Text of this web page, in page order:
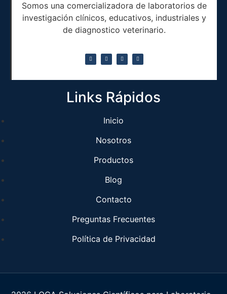
Somos una comercializadora de laboratorios de
investigación clínicos, educativos, industriales y
de diagnostico veterinario.
Links Rápidos
Inicio
Nosotros
Productos
Blog
Contacto
Preguntas Frecuentes
Política de Privacidad